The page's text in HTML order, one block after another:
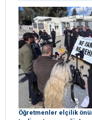
Öğretmenler elçilik